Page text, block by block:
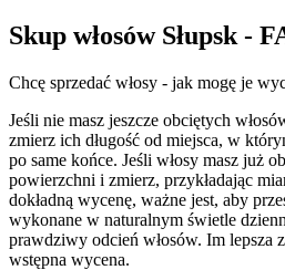
Skup włosów Słupsk -
Chcę sprzedać włosy - jak mogę je
Jeśli nie masz jeszcze obciętych
zmierz ich długość od miejsca, w
po same końce. Jeśli włosy masz już
powierzchni i zmierz, przykładając
dokładną wycenę, ważne jest, aby
wykonane w naturalnym świetle
prawdziwy odcień włosów. Im lepsza
wstępna wycena.